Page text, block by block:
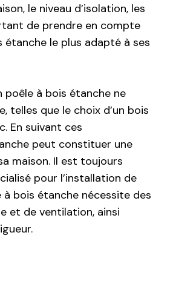
le niveau d’isolation, les
de prendre en compte
le plus adapté à ses
poêle à bois étanche ne
telles que le choix d’un bois
En suivant ces
peut constituer une
maison. Il est toujours
pour l’installation de
à bois étanche nécessite des
et de ventilation, ainsi